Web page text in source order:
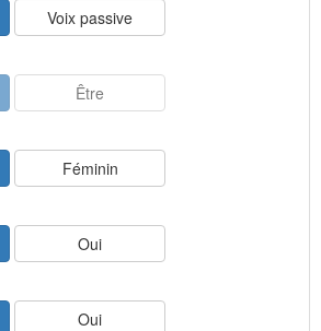
Voix passive
Être
Féminin
Oui
Oui